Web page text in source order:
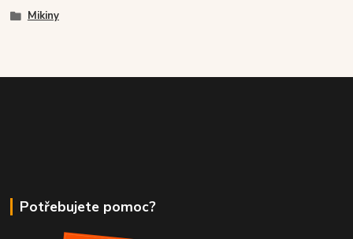
Mikiny
Potřebujete pomoc?